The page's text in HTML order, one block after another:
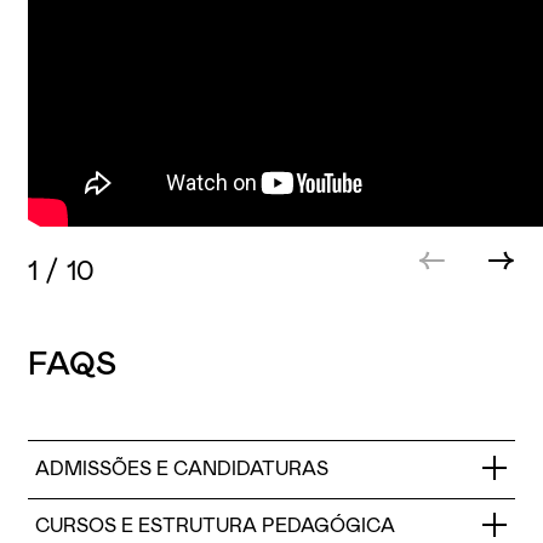
1 /10
FAQS
ADMISSÕES E CANDIDATURAS
Quais são os requisitos para me candidatar a um curso
CURSOS E ESTRUTURA PEDAGÓGICA